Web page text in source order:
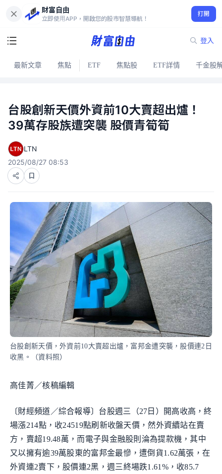
財富自由
立即使用APP，開啟您的股市智慧導航！
打開
登入
最新文章 焦點 ETF 焦點股 ETF詳情 千金股
台股創新天價外資前10大賣超出爐！
39萬存股族遭突襲 股價青筍筍
LTN
2025/08/27 08:53
台股創新天價，外資前10大賣超出爐，富邦金遭突襲，股價連2日
收黑。（資料照）
高佳菁／核稿編輯
〔財經頻道／綜合報導〕台股週三（27日）開高收高，終
場漲214點，收24519點刷新收盤天價，然外資續站在賣
方，賣超19.48萬，而電子與金融股則淪為提款機，其中
又以擁有逾39萬股東的富邦金最慘，遭倒貨1.62萬張，在
外資連2賣下，股價連2黑，週三終場跌1.61%，收85.7